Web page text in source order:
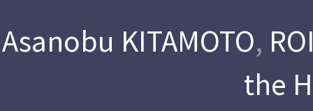
Asanobu KITAMOTO,
the